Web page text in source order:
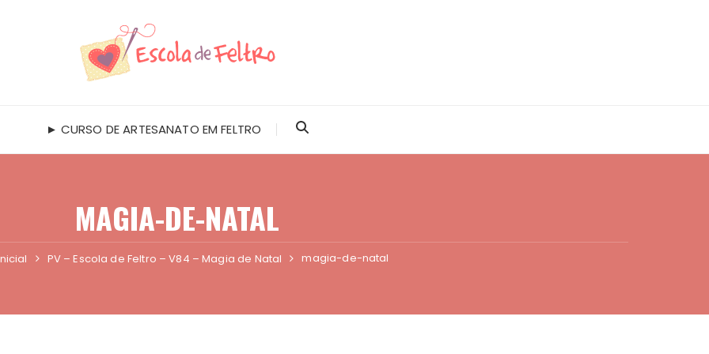
► CURSO DE ARTESANATO EM FELTRO
MAGIA-DE-NATAL
PV – Escola de Feltro – V84 – Magia de Natal magia-de-natal